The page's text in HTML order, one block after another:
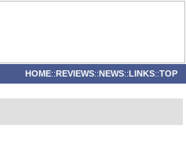
HOME::REVIEWS::NEWS::LINKS::TOP